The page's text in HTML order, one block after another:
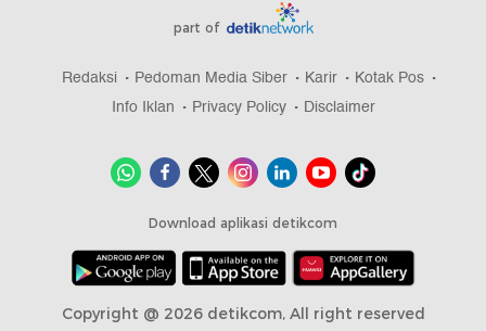
part of
Redaksi Pedoman Media Siber Karir
Kotak Pos
Info Iklan
Privacy Policy Disclaimer
Download aplikasi detikcom
Copyright @ 2026 detikcom, All right reserved